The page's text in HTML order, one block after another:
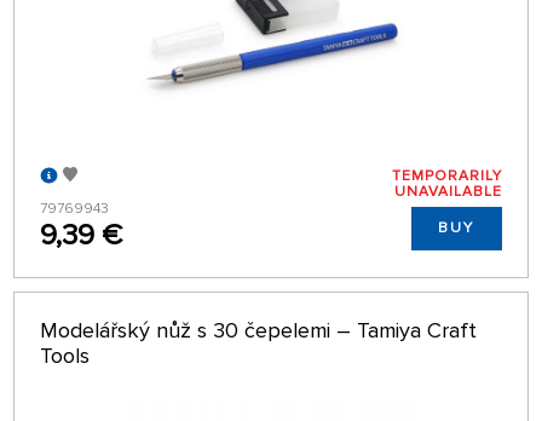
79769943
9,39 €
TEMPORARILY
UNAVAILABLE
BUY
Modelářský nůž s 30 čepelemi – Tamiya Craft
Tools